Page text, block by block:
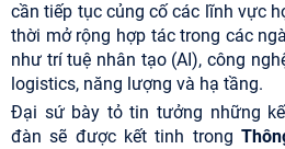
cần tiếp tục củng cố các lĩnh vực
thời mở rộng hợp tác trong các
như trí tuệ nhân tạo (AI), công
logistics, năng lượng và hạ tầng.
Đại sứ bày tỏ tin tưởng những
đàn sẽ được kết tinh trong